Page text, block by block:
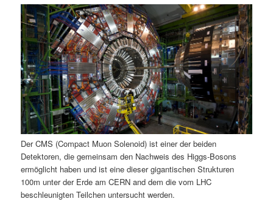
ä
r
e
n
I
n
h
n
d
ä
r
e
n
I
n
a
v
i
g
a
t
i
o
n
Der CMS (Compact Muon Solenoid) ist einer der beiden
Detektoren, die gemeinsam den Nachweis des Higgs-Bosons
ermöglicht haben und ist eine dieser gigantischen Strukturen
100m unter der Erde am CERN and dem die vom LHC
beschleunigten Teilchen untersucht werden.